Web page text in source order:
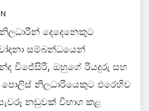
දෙදෙනෙකුට
සම්බන්ධයෙන්
විජේසිරි, ඔහුගේ රියදුරු සහ
නිලධාරියෙකුට එරෙහිව
නඩුවක් විභාග කළ